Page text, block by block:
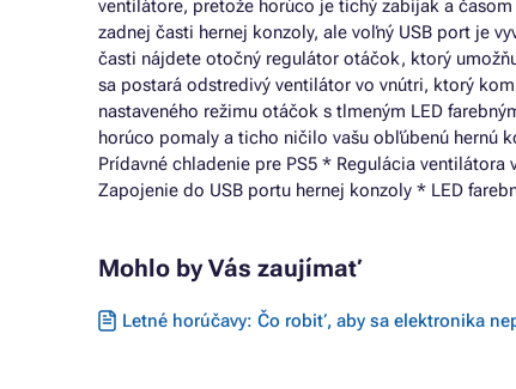
ventilátore, pretože horúco je tichý zabijak a
zadnej časti hernej konzoly, ale voľný USB port je
časti nájdete otočný regulátor otáčok, ktorý
sa postará odstredivý ventilátor vo vnútri, ktorý
nastaveného režimu otáčok s tlmeným LED
horúco pomaly a ticho ničilo vašu obľúbenú hernú
Prídavné chladenie pre PS5 * Regulácia
Zapojenie do USB portu hernej konzoly * LED
Mohlo by Vás zaujímať
Letné horúčavy: Čo robiť, aby sa elektronika